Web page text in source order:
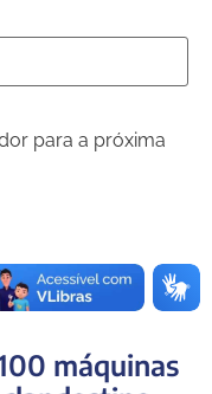
para a próxima
máquinas